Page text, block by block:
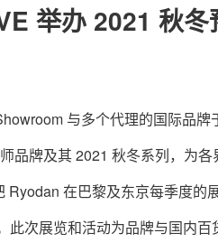
举办 2021 秋冬
与多个代理的国际品
品牌及其 2021 秋冬系列，为
Ryodan 在巴黎及东京每季度的
此次展览和活动为品牌与国内